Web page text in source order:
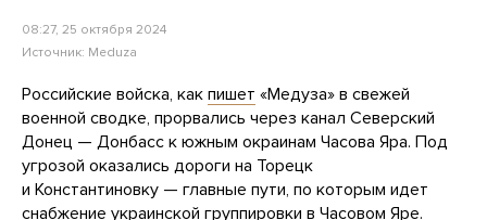
08:27, 25 октября 2024
Источник: Meduza
Российские войска, как пишет «Медуза» в свежей
военной сводке, прорвались через канал Северский
Донец — Донбасс к южным окраинам Часова Яра. Под
угрозой оказались дороги на Торецк
и Константиновку — главные пути, по которым идет
снабжение украинской группировки в Часовом Яре.